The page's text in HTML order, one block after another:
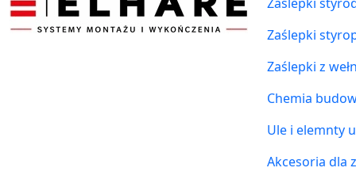
Zaślepki
Zaślepki z
Chemia
Ule i elemnty
Akcesoria dla